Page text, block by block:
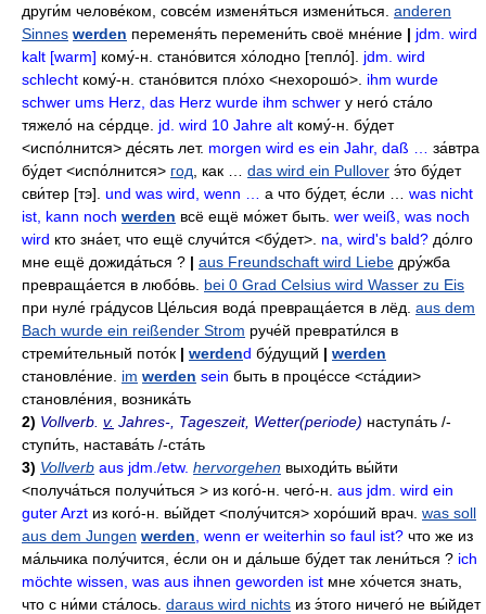
други́м челове́ком совсе́м изменя́ться измени́ться anderen
Sinnes werden переменя́ть перемени́ть своё мне́ние | jdm. wird
kalt [warm] кому́-н стано́вится хо́лодно [тепло́]. jdm. wird
schlecht кому́-н стано́вится пло́хо <нехорошо́>. ihm wurde
schwer ums Herz, das Herz wurde ihm schwer у него́ ста́ло
тяжело́ на се́рдце jd. wird 10 Jahre alt кому́-н бу́дет
<испо́лнится> де́сять лет. morgen wird es ein Jahr, daß … за́втра
бу́дет<испо́лнится> год как … das wird ein Pullover э́то бу́дет
сви́тер [тэ]. und was wird, wenn … а что бу́дет, е́сли …
was nicht
ist, kann noch werden всё ещё мо́жет быть wer weiß, was noch
wird кто зна́ет, что ещё случи́тся <бу́дет>. na, wird's bald? до́лго
мне ещё дожида́ться ? | aus Freundschaft wird Liebe дру́жба
превраща́ется в любо́вь bei 0 Grad Celsius wird Wasser zu Eis
при нуле́ гра́дусов Це́льсия вода́ превраща́ется в лёд aus dem
Bach wurde ein reißender Strom руче́й преврати́лся в
стреми́тельный пото́к | werdend бу́дущий | werden
становле́ние im werden sein быть в проце́ссе <ста́дии>
становле́ния
возника́ть
2) Vollverb. v. Jahres-, Tageszeit, Wetter(periode) наступа́ть /-
ступи́ть настава́ть /-ста́ть
3) Vollverb aus jdm./etw. hervorgehen выходи́ть вы́йти
<получа́ться получи́ться > из кого́-н . чего́-н. aus jdm. wird ein
guter Arzt из кого́-н вы́йдет<полу́чится> хоро́ший врач was soll
aus dem Jungen werden , wenn er weiterhin so faul ist? что же из
ма́льчика полу́чится е́сли он и да́льше бу́дет так лени́ться ? ich
möchte wissen, was aus ihnen geworden ist мне хо́чется знать
что с ни́ми ста́лось daraus wird nichts из э́того ничего́ не вы́йдет